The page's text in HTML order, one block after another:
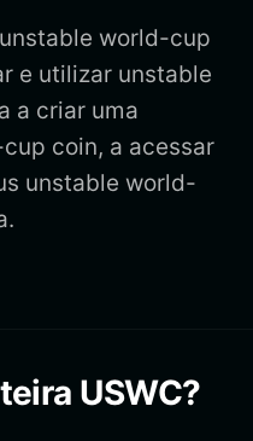
world-cup
e utilizar unstable
a criar uma
coin, a acessar
unstable world-
USWC?